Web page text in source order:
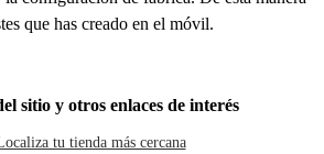
que has creado en el móvil.
sitio y otros enlaces de interés
tu tienda más cercana